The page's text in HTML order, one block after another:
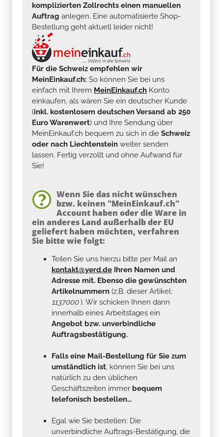
komplizierten Zollrechts einen manuellen
Auftrag anlegen. Eine automatisierte Shop-
Bestellung geht aktuell leider nicht!
Für die Schweiz empfehlen wir
MeinEinkauf.ch: So können Sie bei uns
einfach mit Ihrem MeinEinkauf.ch Konto
einkaufen, als wären Sie ein deutscher Kunde
(inkl. kostenlosem deutschen Versand ab 250
Euro Warenwert) und Ihre Sendung über
MeinEinkauf.ch bequem zu sich in die Schweiz
oder nach Liechtenstein weiter senden
lassen. Fertig verzollt und ohne Aufwand für
Sie!
Wenn Sie das nicht wünschen
bzw. keinen "MeinEinkauf.ch"
Account haben oder die Ware in
ein anderes Land außerhalb der EU
geliefert haben möchten, verfahren
Sie bitte wie folgt:
Teilen Sie uns hierzu bitte per Mail an
kontakt@yerd.de Ihren Namen und
Adresse mit. Ebenso die gewünschten
Artikelnummern (z.B. dieser Artikel:
1137000). Wir schicken Ihnen dann
innerhalb eines Arbeitstages ein
Angebot bzw. unverbindliche
Auftragsbestätigung.
Falls eine Mail-Bestellung für Sie zum
umständlich ist, können Sie bei uns
natürlich zu den üblichen
Geschäftszeiten immer bequem
telefonisch bestellen...
Egal wie Sie bestellen: Die
unverbindliche Auftrags-Bestätigung, die